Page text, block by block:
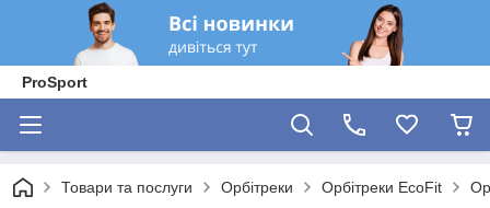
ProSport
Товари та послуги Орбітреки Орбітреки EcoFit